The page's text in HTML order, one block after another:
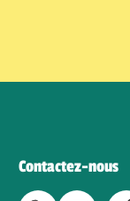
Contactez-nous